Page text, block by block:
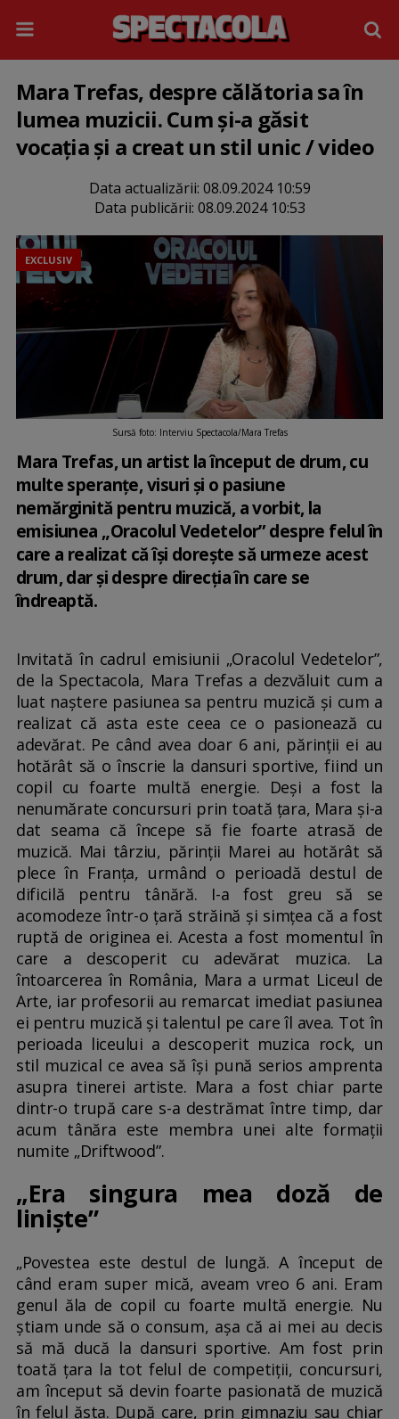
Mara Trefas, despre călătoria sa în
lumea muzicii. Cum și-a găsit
vocația și a creat un stil unic / video
Data actualizării: 08.09.2024 10:59
Data publicării: 08.09.2024 10:53
EXCLUSIV
Sursă foto: Interviu Spectacola/Mara Trefas
Mara Trefas, un artist la început de drum, cu
multe speranțe, visuri și o pasiune
nemărginită pentru muzică, a vorbit, la
emisiunea „Oracolul Vedetelor” despre felul în
care a realizat că își dorește să urmeze acest
drum, dar și despre direcția în care se
îndreaptă.
Invitată în cadrul emisiunii „Oracolul Vedetelor”,
de la Spectacola, Mara Trefas a dezvăluit cum a
luat naștere pasiunea sa pentru muzică și cum a
realizat că asta este ceea ce o pasionează cu
adevărat. Pe când avea doar 6 ani, părinții ei au
hotărât să o înscrie la dansuri sportive, fiind un
copil cu foarte multă energie. Deși a fost la
nenumărate concursuri prin toată țara, Mara și-a
dat seama că începe să fie foarte atrasă de
muzică. Mai târziu, părinții Marei au hotărât să
plece în Franța, urmând o perioadă destul de
dificilă pentru tânără. I-a fost greu să se
acomodeze într-o țară străină și simțea că a fost
ruptă de originea ei. Acesta a fost momentul în
care a descoperit cu adevărat muzica. La
întoarcerea în România, Mara a urmat Liceul de
Arte, iar profesorii au remarcat imediat pasiunea
ei pentru muzică și talentul pe care îl avea. Tot în
perioada liceului a descoperit muzica rock, un
stil muzical ce avea să își pună serios amprenta
asupra tinerei artiste. Mara a fost chiar parte
dintr-o trupă care s-a destrămat între timp, dar
acum tânăra este membra unei alte formații
numite „Driftwood”.
„Era singura mea doză de
liniște”
„Povestea este destul de lungă. A început de
când eram super mică, aveam vreo 6 ani. Eram
genul ăla de copil cu foarte multă energie. Nu
știam unde să o consum, așa că ai mei au decis
să mă ducă la dansuri sportive. Am fost prin
toată țara la tot felul de competiții, concursuri,
am început să devin foarte pasionată de muzică
în felul ăsta. După care, prin gimnaziu sau chiar